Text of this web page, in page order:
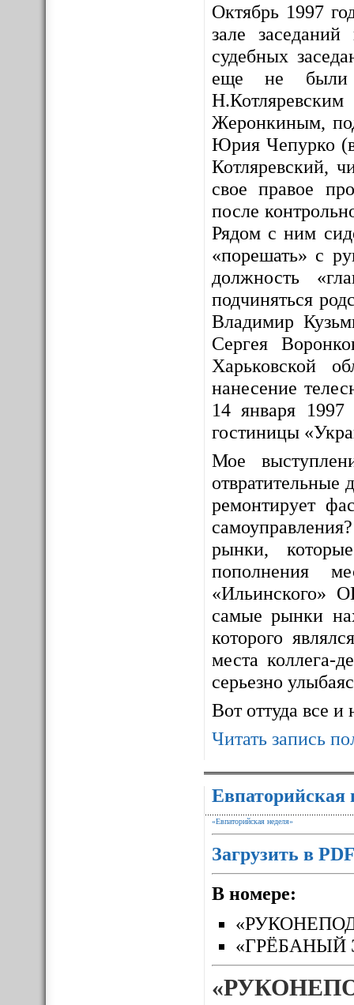
Октябрь 1997
зале
судебных
еще не были
Жеронкиным,
Юрия Чепурко
Котляревский,
свое правое
после
Рядом с ним
«порешать» с
должность
подчиняться
Владимир
Сергея
Харьковской
нанесение
14 января
гостиницы
Мое
отвратительные
ремонтирует
рынки,
пополнения
«Ильинского»
самые рынки
которого
места коллега-
серьезно
Вот оттуда все и
Читать запись
Евпаторийская
«Евпаторийская неделя»
Загрузить в
В номере:
«ГРЁБАНЫЙ